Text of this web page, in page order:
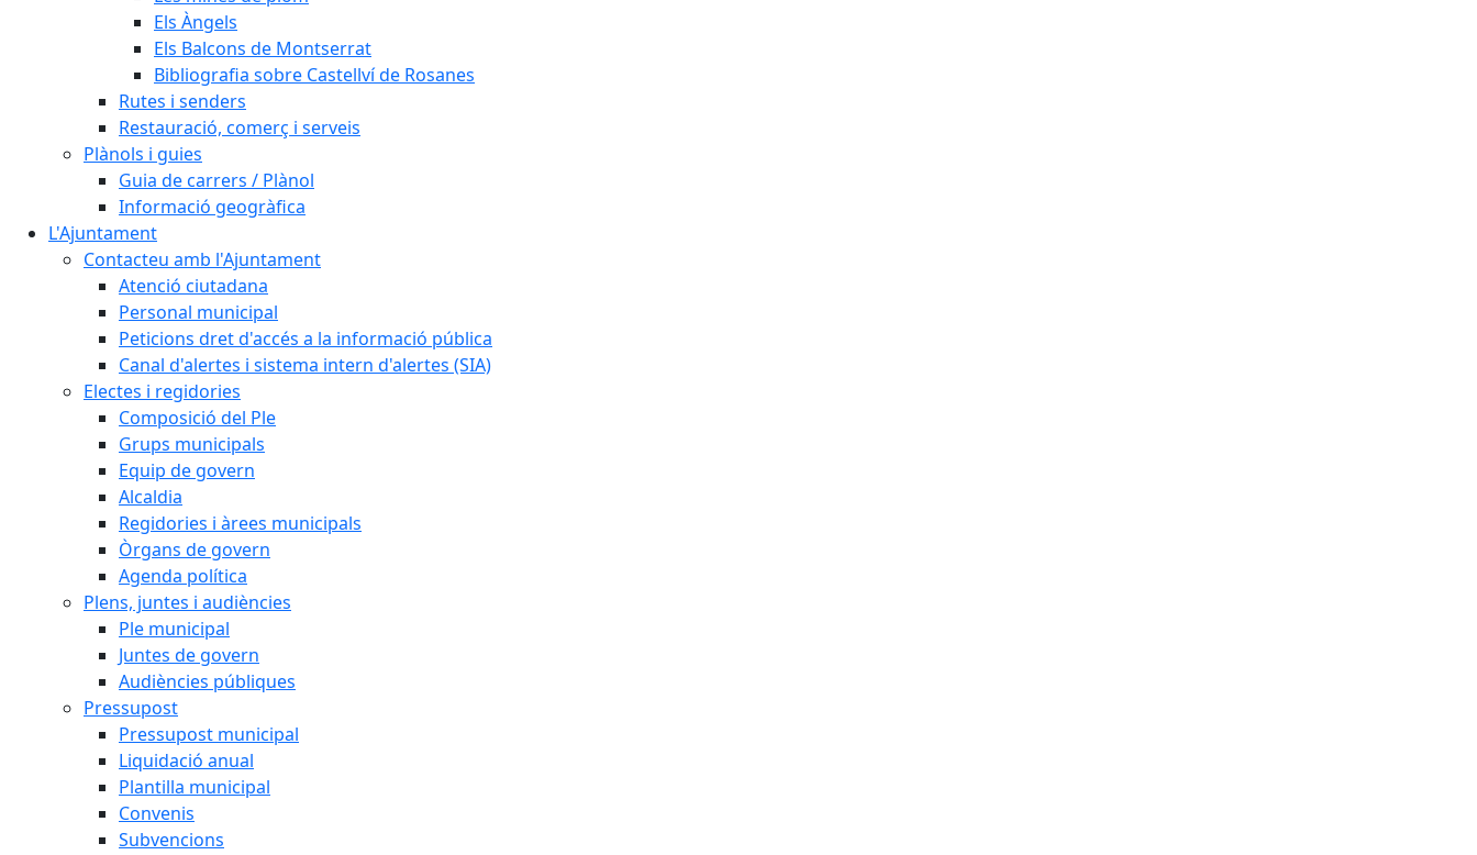
Els Àngels
Els Balcons de Montserrat
Bibliografia sobre Castellví de Rosanes
Rutes i senders
Restauració, comerç i serveis
Plànols i guies
Guia de carrers / Plànol
Informació geogràfica
L'Ajuntament
Contacteu amb l'Ajuntament
Atenció ciutadana
Personal municipal
Peticions dret d'accés a la informació pública
Canal d'alertes i sistema intern d'alertes (SIA)
Electes i regidories
Composició del Ple
Grups municipals
Equip de govern
Alcaldia
Regidories i àrees municipals
Òrgans de govern
Agenda política
Plens, juntes i audiències
Ple municipal
Juntes de govern
Audiències públiques
Pressupost
Pressupost municipal
Liquidació anual
Plantilla municipal
Convenis
Subvencions